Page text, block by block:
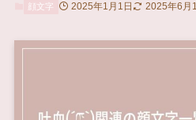
顔文字 2025年1月1日 2025年6月